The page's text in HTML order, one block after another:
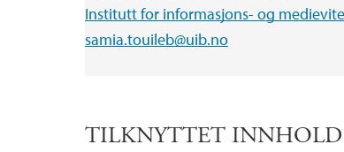
Institutt for informasjons- og
samia.touileb@uib.no
TILKNYTTET INNHOLD